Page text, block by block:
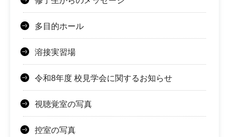
多目的ホール
溶接実習場
令和8年度 校見学会に関するお知らせ
視聴覚室の写真
控室の写真